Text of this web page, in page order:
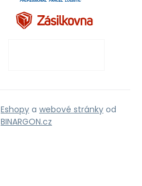
Eshopy a webové stránky od
BINARGON.cz